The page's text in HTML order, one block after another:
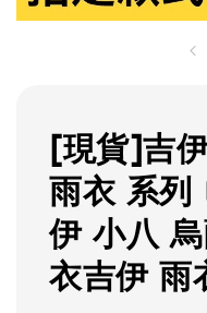
[現貨]吉
雨衣 系列
伊 小八
衣吉伊 雨